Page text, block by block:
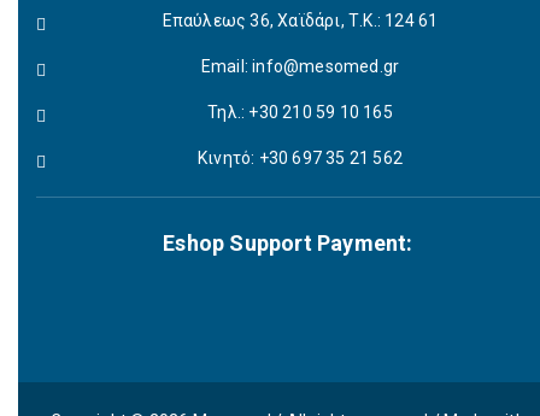
Επαύλεως 36, Χαϊδάρι, Τ.Κ.: 124 61
Email:info@mesomed.gr
Τηλ.: +30 210 59 10 165
Κινητό: +30 697 35 21 562
Eshop Support Payment: